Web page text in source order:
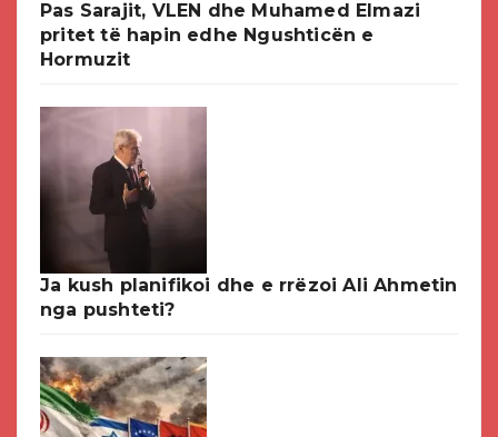
Pas Sarajit, VLEN dhe Muhamed Elmazi
pritet të hapin edhe Ngushticën e
Hormuzit
Ja kush planifikoi dhe e rrëzoi Ali Ahmetin
nga pushteti?